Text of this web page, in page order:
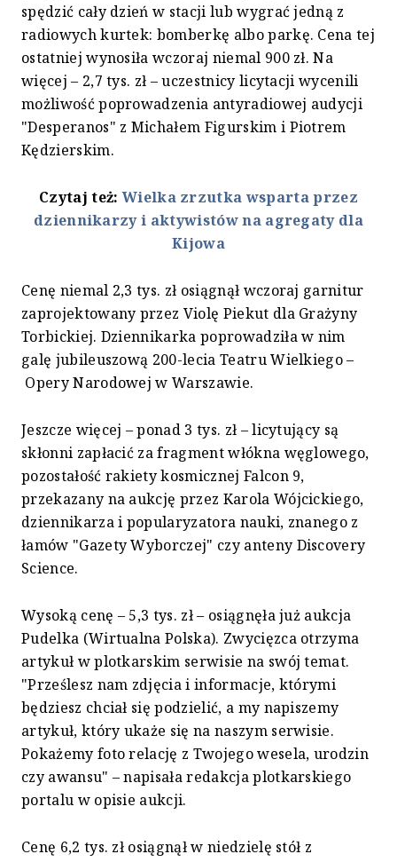
spędzić cały dzień w stacji lub wygrać jedną z
radiowych kurtek: bomberkę albo parkę. Cena tej
ostatniej wynosiła wczoraj niemal 900 zł. Na
więcej – 2,7 tys. zł – uczestnicy licytacji wycenili
możliwość poprowadzenia antyradiowej audycji
"Desperanos" z Michałem Figurskim i Piotrem
Kędzierskim.
Czytaj też:Wielka zrzutka wsparta przez
dziennikarzy i aktywistów na agregaty dla
Kijowa
Cenę niemal 2,3 tys. zł osiągnął wczoraj garnitur
zaprojektowany przez Violę Piekut dla Grażyny
Torbickiej. Dziennikarka poprowadziła w nim
galę jubileuszową 200-lecia Teatru Wielkiego –
Opery Narodowej w Warszawie.
Jeszcze więcej – ponad 3 tys. zł – licytujący są
skłonni zapłacić za fragment włókna węglowego,
pozostałość rakiety kosmicznej Falcon 9,
przekazany na aukcję przez Karola Wójcickiego,
dziennikarza i popularyzatora nauki, znanego z
łamów "Gazety Wyborczej" czy anteny Discovery
Science.
Wysoką cenę – 5,3 tys. zł – osiągnęła już aukcja
Pudelka (Wirtualna Polska). Zwycięzca otrzyma
artykuł w plotkarskim serwisie na swój temat.
"Prześlesz nam zdjęcia i informacje, którymi
będziesz chciał się podzielić, a my napiszemy
artykuł, który ukaże się na naszym serwisie.
Pokażemy foto relację z Twojego wesela, urodzin
czy awansu" – napisała redakcja plotkarskiego
portalu w opisie aukcji.
Cenę 6,2 tys. zł osiągnął w niedzielę stół z